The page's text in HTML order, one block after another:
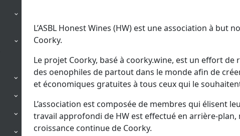
L’ASBL Honest Wines (HW) est une association à
Coorky.
Le projet Coorky, basé à coorky.wine, est un effort
des oenophiles de partout dans le monde afin de
et économiques gratuites à tous ceux qui le
L’association est composée de membres qui élisent
travail approfondi de HW est effectué en arrière-
croissance continue de Coorky.